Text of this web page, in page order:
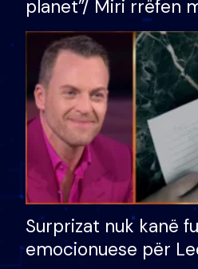
planet”/ Miri rrëfen
bukura në shtëpinë
mungojë zilja e
Surprizat nuk kanë
emocionuese për